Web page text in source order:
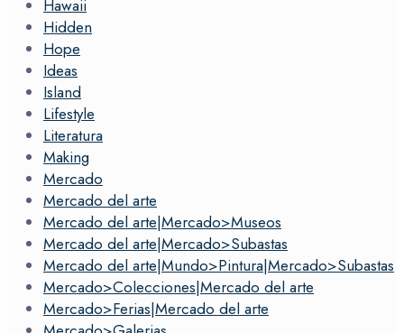
Hawaii
Hidden
Hope
Ideas
Island
Lifestyle
Literatura
Making
Mercado
Mercado del arte
Mercado del arte|Mercado>Museos
Mercado del arte|Mercado>Subastas
Mercado del arte|Mundo>Pintura|Mercado>Subastas
Mercado>Colecciones|Mercado del arte
Mercado>Ferias|Mercado del arte